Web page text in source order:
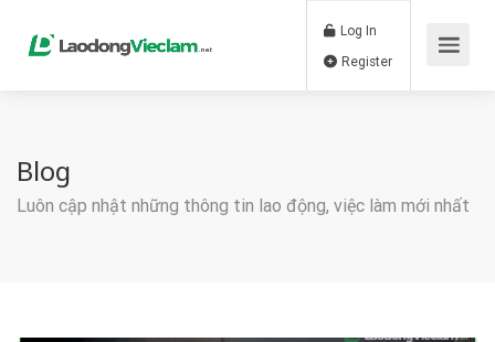
Log In
Blog
Luôn cập nhật những thông tin lao động, việc làm mới nhất